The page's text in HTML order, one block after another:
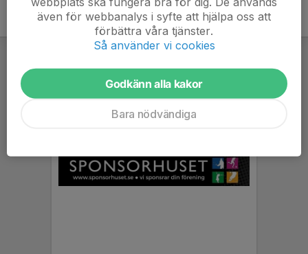
även för webbanalys i syfte att hjälpa oss att
förbättra våra tjänster.
Så använder vi cookies
Godkänn alla kakor
Bara nödvändiga